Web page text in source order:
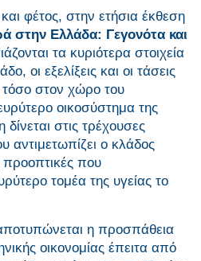
φέτος, στην ετήσια έκθεση
στην Ελλάδα: Γεγονότα και
τα κυριότερα στοιχεία
οι εξελίξεις και οι τάσεις
στον χώρο του
οικοσύστημα της
δίνεται στις τρέχουσες
αντιμετωπίζει ο κλάδος
που
τομέα της υγείας το
η προσπάθεια
οικονομίας έπειτα από